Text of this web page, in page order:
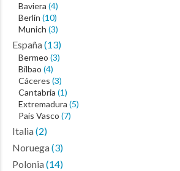
Baviera (4)
Berlín (10)
Munich (3)
España(13)
Bermeo (3)
Bilbao (4)
Cáceres (3)
Cantabria (1)
Extremadura (5)
País Vasco (7)
Italia(2)
Noruega(3)
Polonia(14)